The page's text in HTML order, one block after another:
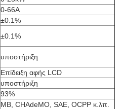
0-66A
±0.1%
±0.1%
υποστήριξη
Επίδειξη αφής LCD
υποστήριξη
93%
ΜΒ, CHAdeMO, SAE, OCPP κ.λπ.